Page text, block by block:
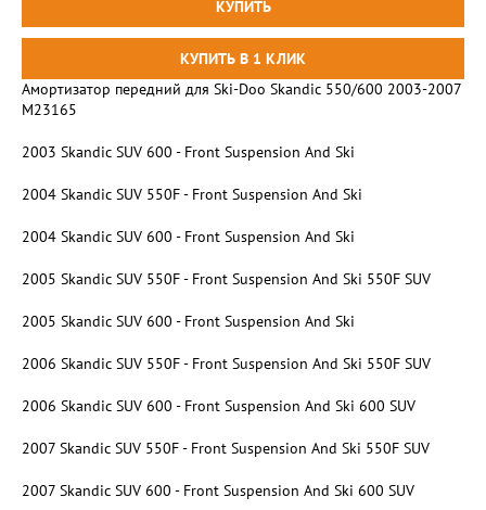
Амортизатор передний для Ski-Doo Skandic 550/600 2003-2007
M23165
2003 Skandic SUV 600 - Front Suspension And Ski
2004 Skandic SUV 550F - Front Suspension And Ski
2004 Skandic SUV 600 - Front Suspension And Ski
2005 Skandic SUV 550F - Front Suspension And Ski 550F SUV
2005 Skandic SUV 600 - Front Suspension And Ski
2006 Skandic SUV 550F - Front Suspension And Ski 550F SUV
2006 Skandic SUV 600 - Front Suspension And Ski 600 SUV
2007 Skandic SUV 550F - Front Suspension And Ski 550F SUV
2007 Skandic SUV 600 - Front Suspension And Ski 600 SUV